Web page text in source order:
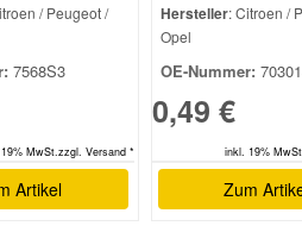
/ Peugeot /
7568S3
MwSt.zzgl. Versand *
Artikel
Hersteller: Citroen /
Opel
OE-Nummer:
0,49 €
inkl. 19%
Zum